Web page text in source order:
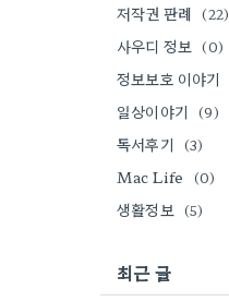
저작권 판례 (22)
사우디 정보 (0)
정보보호 이야기
일상이야기 (9)
독서후기 (3)
Mac Life (0)
생활정보 (5)
최근 글